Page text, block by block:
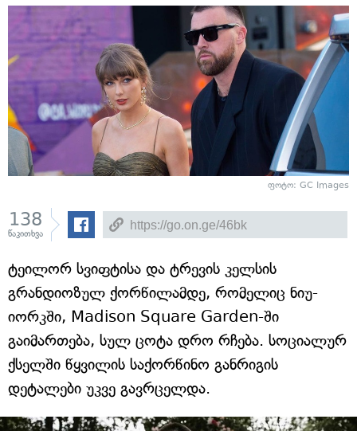
ფოტო: GC Images
138
წაკითხვა
ტეილორ სვიფტისა და ტრევის კელსის
გრანდიოზულ ქორწილამდე, რომელიც ნიუ-
იორკში, Madison Square Garden-ში
გაიმართება, სულ ცოტა დრო რჩება. სოციალურ
ქსელში წყვილის საქორწინო განრიგის
დეტალები უკვე გავრცელდა.